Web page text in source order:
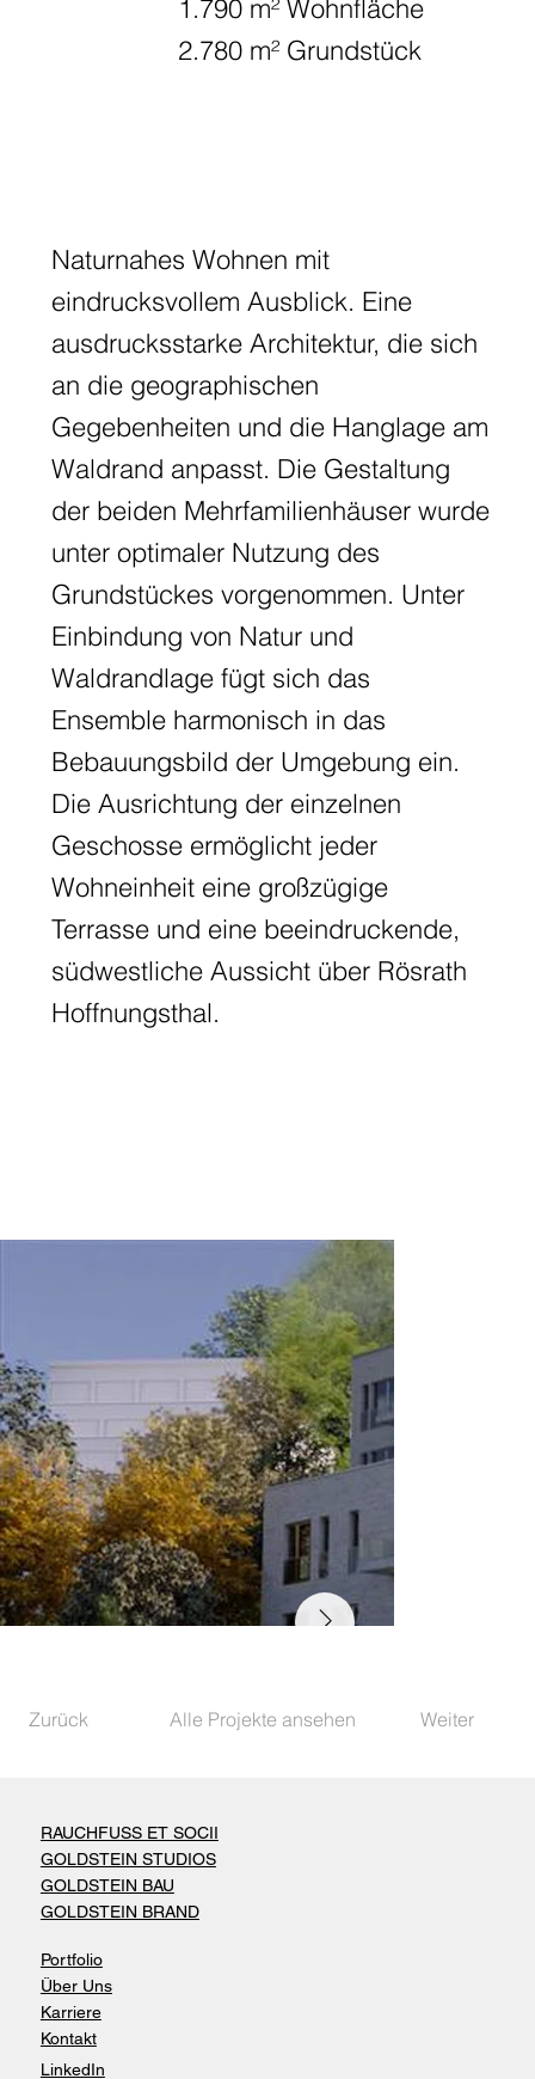
1.790 m² Wohnfläche
2.780 m² Grundstück
Naturnahes Wohnen mit
eindrucksvollem Ausblick. Eine
ausdrucksstarke Architektur, die sich
an die geographischen
Gegebenheiten und die Hanglage am
Waldrand anpasst. Die Gestaltung
der beiden Mehrfamilienhäuser wurde
unter optimaler Nutzung des
Grundstückes vorgenommen. Unter
Einbindung von Natur und
Waldrandlage fügt sich das
Ensemble harmonisch in das
Bebauungsbild der Umgebung ein.
Die Ausrichtung der einzelnen
Geschosse ermöglicht jeder
Wohneinheit eine großzügige
Terrasse und eine beeindruckende,
südwestliche Aussicht über Rösrath
Hoffnungsthal.
Zurück Alle Projekte ansehen Weiter
RAUCHFUSS ET SOCII
GOLDSTEIN STUDIOS
GOLDSTEIN BAU
GOLDSTEIN BRAND
Portfolio
Über Uns
Karriere
Kontakt
LinkedIn